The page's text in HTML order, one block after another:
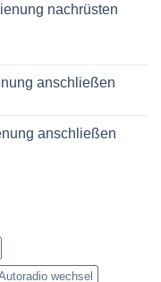
nachrüsten
anschließen
anschließen
wechsel